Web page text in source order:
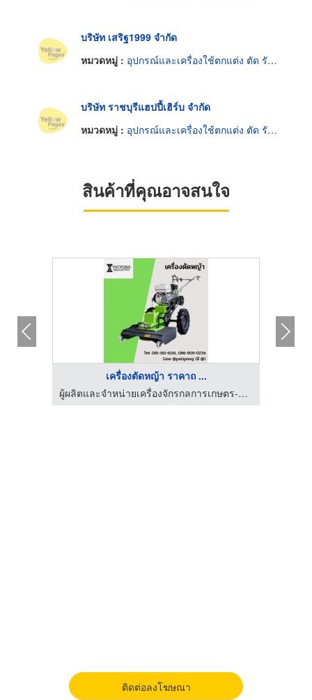
บริษัท เสริฐ1999 จำกัด
หมวดหมู่ : อุปกรณ์และเครื่องใช้ตกแต่ง ตัด รักษาต้นไม้
บริษัท ราชบุรีแฮปปี้เฮิร์บ จำกัด
หมวดหมู่ : อุปกรณ์และเครื่องใช้ตกแต่ง ตัด รักษาต้นไม้
สินค้าที่คุณอาจสนใจ
เครื่องตัดหญ้า ราคาถ ...
ผู้ผลิตและจำหน่ายเครื่องจักรกลการเกษตร-ปฏิพงศ์ อินดัสทรี
ติดต่อลงโฆษณา